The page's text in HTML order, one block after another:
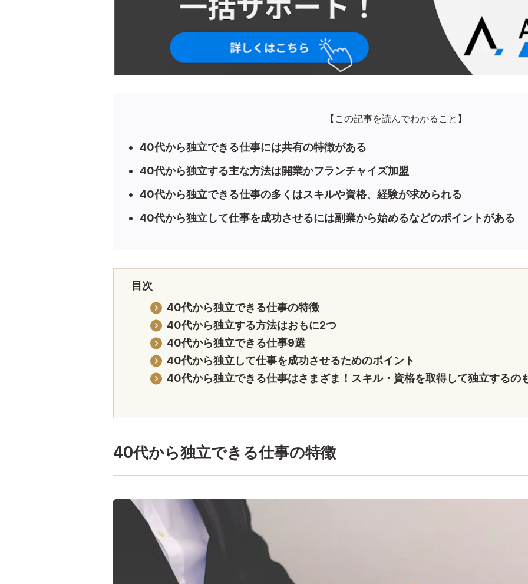
【この記事を読んでわかること】
40代から独立できる仕事には共有の特徴がある
40代から独立する主な方法は開業かフランチャイズ加盟
40代から独立できる仕事の多くはスキルや資格、経験が求められる
40代から独立して仕事を成功させるには副業から始めるなどのポイントがある
目次
40代から独立できる仕事の特徴
40代から独立する方法はおもに2つ
40代から独立できる仕事9選
40代から独立して仕事を成功させるためのポイント
40代から独立できる仕事はさまざま！スキル・資格を取得して独立するの
40代から独立できる仕事の特徴